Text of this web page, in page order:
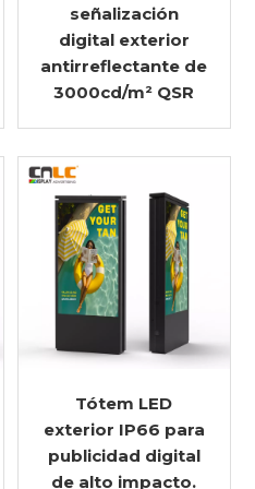
señalización
digital exterior
antirreflectante de
3000cd/m² QSR
Tótem LED
exterior IP66 para
publicidad digital
de alto impacto.